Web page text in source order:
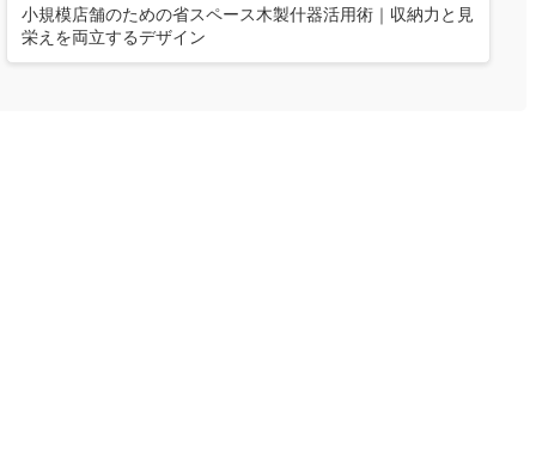
小規模店舗のための省スペース木製什器活用術｜収納力と見
栄えを両立するデザイン